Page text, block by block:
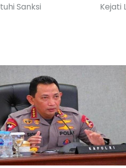
Sanksi
Kejati